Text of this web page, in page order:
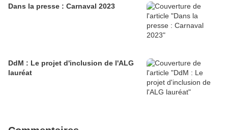
Dans la presse : Carnaval 2023
DdM : Le projet d'inclusion de l'ALG
lauréat